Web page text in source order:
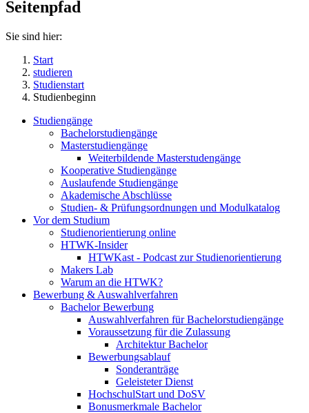
Seitenpfad
Sie sind hier:
Start
studieren
Studienstart
Studienbeginn
Studiengänge
Bachelorstudiengänge
Masterstudiengänge
Weiterbildende Masterstudengänge
Kooperative Studiengänge
Auslaufende Studiengänge
Akademische Abschlüsse
Studien- & Prüfungsordnungen und Modulkatalog
Vor dem Studium
Studienorientierung online
HTWK-Insider
HTWKast - Podcast zur Studienorientierung
Makers Lab
Warum an die HTWK?
Bewerbung & Auswahlverfahren
Bachelor Bewerbung
Auswahlverfahren für Bachelorstudiengänge
Voraussetzung für die Zulassung
Architektur Bachelor
Bewerbungsablauf
Sonderanträge
Geleisteter Dienst
HochschulStart und DoSV
Bonusmerkmale Bachelor